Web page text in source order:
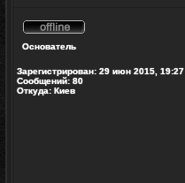
Основатель
Зарегистрирован: 29 июн 2015, 19:27
Сообщений: 80
Откуда: Киев